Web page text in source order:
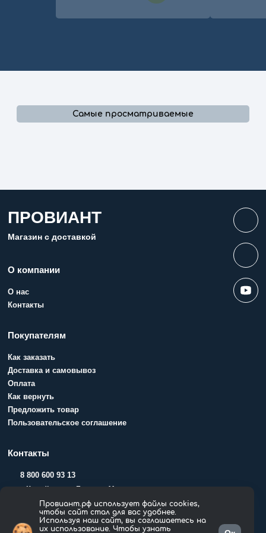
Самые просматриваемые
ПРОВИАНТ
Магазин с доставкой
О компании
О нас
Контакты
Покупателям
Как заказать
Доставка и самовывоз
Оплата
Как вернуть
Предложить товар
Пользовательское соглашение
Контакты
8 800 600 93 13
г. Копейск, ул. Гольца, 11
Показать на карте
Провиант.рф использует файлы cookies,
чтобы сайт стал для вас удобнее.
Используя наш сайт, вы соглашаетесь на
их использование. Чтобы узнать